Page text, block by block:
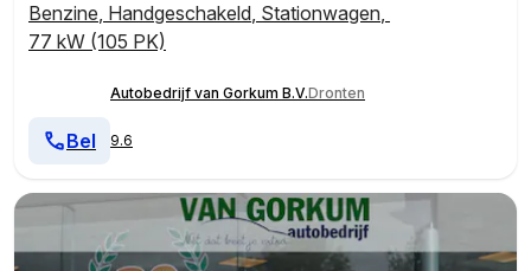
Benzine, Handgeschakeld, Stationwagen,
77 kW (105 PK)
Autobedrijf van Gorkum B.V.Dronten
9.6
Bel